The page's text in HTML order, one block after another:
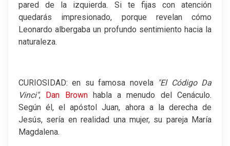
pared de la izquierda. Si te fijas con atención
quedarás impresionado, porque revelan cómo
Leonardo albergaba un profundo sentimiento hacia la
naturaleza.
CURIOSIDAD: en su famosa novela "El Código Da
Vinci", Dan Brownhabla a menudo del Cenáculo.
Según él, el apóstol Juan, ahora a la derecha de
Jesús, sería en realidad una mujer, su pareja María
Magdalena.